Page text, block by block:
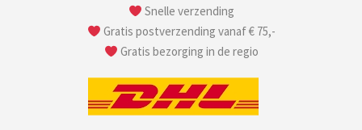
Snelle verzending
Gratis postverzending vanaf € 75,-
Gratis bezorging in de regio